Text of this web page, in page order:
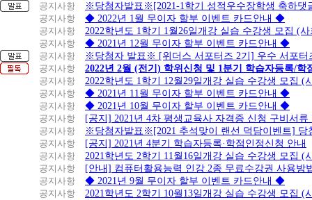
공지사항
※당첨자발표※[2021-1학기 성적우수장학생 축하댓
공지사항
◆ 2022년 1월 무이자 할부 이벤트 카드안내 ◆
공지사항
2022학년도 1학기 1월26일개강 실습 수강생 모집 (
공지사항
◆ 2021년 12월 무이자 할부 이벤트 카드안내 ◆
공지사항
※당첨자 발표※ [위더스 서포터즈 2기] 우수 서포터
공지사항
2022년 2월 (전기) 학위신청 및 1분기 학습자등록/학
공지사항
2022학년도 1학기 12월29일개강 실습 수강생 모집 (
공지사항
◆ 2021년 11월 무이자 할부 이벤트 카드안내 ◆
공지사항
◆ 2021년 10월 무이자 할부 이벤트 카드안내 ◆
공지사항
[공지] 2021년 4차 평생교육사 자격증 신청 구비서류
공지사항
※당첨자발표※[2021 추석맞이 랜선 덕담이벤트] 당
공지사항
[공지] 2021년 4분기 학습자등록·학점인정신청 안내
공지사항
2021학년도 2학기 11월16일개강 실습 수강생 모집 (
공지사항
[안내] 컴퓨터활용능력 인강 2종 무료수강권 사용방
공지사항
◆ 2021년 9월 무이자 할부 이벤트 카드안내 ◆
공지사항
2021학년도 2학기 10월13일개강 실습 수강생 모집 (